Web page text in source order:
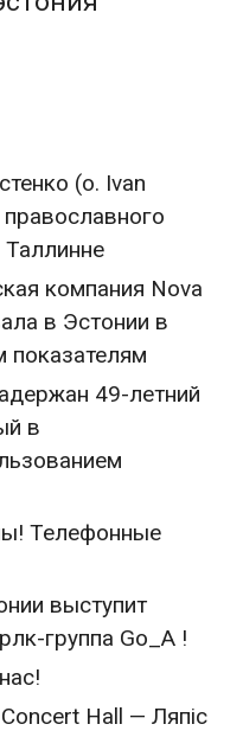
(о. Ivan
Таллинне
компания Nova
в Эстонии в
показателям
49-летний
в
Телефонные
выступит
группа Go_A !
Hall — Ляпіс